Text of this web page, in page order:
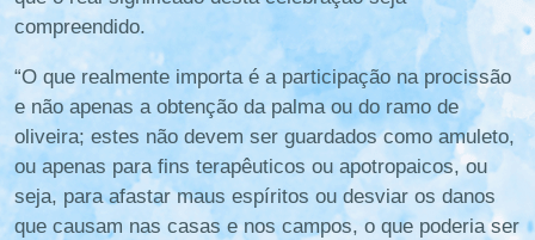
compreendido.
“O que realmente importa é a participação na procissão
e não apenas a obtenção da palma ou do ramo de
oliveira; estes não devem ser guardados como amuleto,
ou apenas para fins terapêuticos ou apotropaicos, ou
seja, para afastar maus espíritos ou desviar os danos
que causam nas casas e nos campos, o que poderia ser